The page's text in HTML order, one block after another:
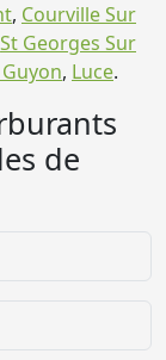
, Courville Sur
St Georges Sur
, Luce.
de